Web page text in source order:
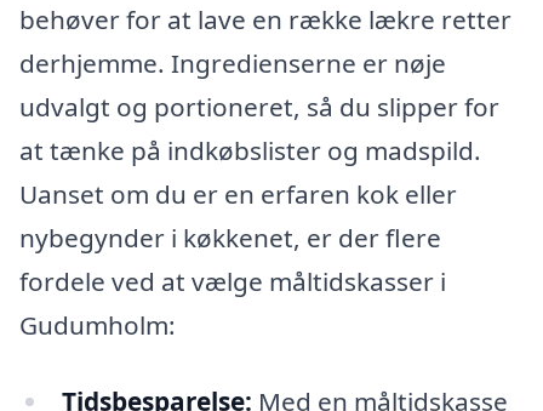
behøver for at lave en række lækre retter
derhjemme. Ingredienserne er nøje
udvalgt og portioneret, så du slipper for
at tænke på indkøbslister og madspild.
Uanset om du er en erfaren kok eller
nybegynder i køkkenet, er der flere
fordele ved at vælge måltidskasser i
Gudumholm:
Tidsbesparelse: Med en måltidskasse